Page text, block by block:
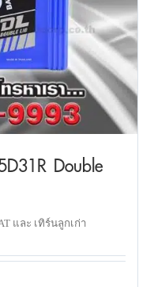
Double
และ เทิร์นลูกเก่า